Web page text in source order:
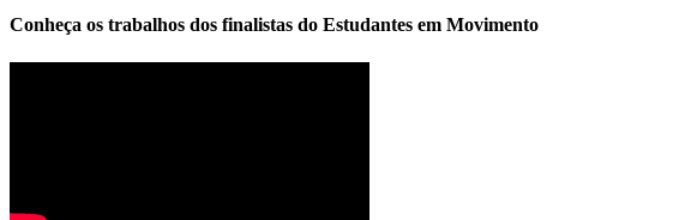
Conheça os trabalhos dos finalistas do Estudantes em Movimento